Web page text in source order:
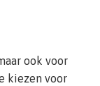
ook voor
kiezen voor